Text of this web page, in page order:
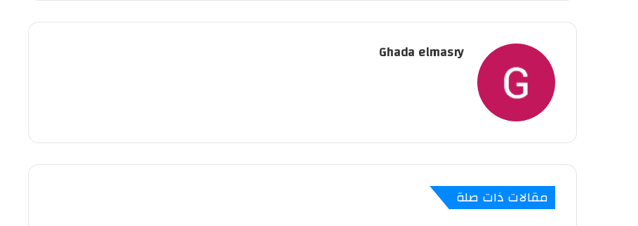
Ghada elmasry
مقالات ذات صلة